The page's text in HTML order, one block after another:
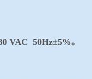
VAC 50Hz±5%。